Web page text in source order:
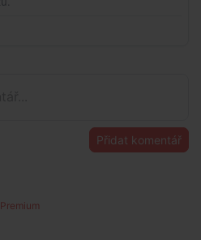
Přidat komentář
Premium